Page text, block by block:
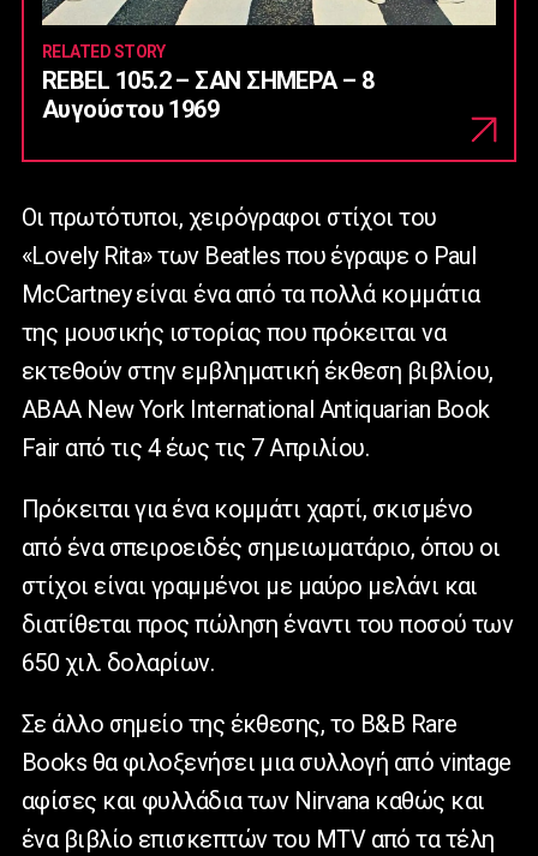
RELATED STORY
REBEL 105.2 – ΣΑΝ ΣΗΜΕΡΑ – 8
Αυγούστου 1969
Οι πρωτότυποι, χειρόγραφοι στίχοι του
«Lovely Rita» των Beatles που έγραψε ο Paul
McCartney είναι ένα από τα πολλά κομμάτια
της μουσικής ιστορίας που πρόκειται να
εκτεθούν στην εμβληματική έκθεση βιβλίου,
ABAA New York International Antiquarian Book
Fair από τις 4 έως τις 7 Απριλίου.
Πρόκειται για ένα κομμάτι χαρτί, σκισμένο
από ένα σπειροειδές σημειωματάριο, όπου οι
στίχοι είναι γραμμένοι με μαύρο μελάνι και
διατίθεται προς πώληση έναντι του ποσού των
650 χιλ. δολαρίων.
Σε άλλο σημείο της έκθεσης, το B&B Rare
Books θα φιλοξενήσει μια συλλογή από vintage
αφίσες και φυλλάδια των Nirvana καθώς και
ένα βιβλίο επισκεπτών του MTV από τα τέλη